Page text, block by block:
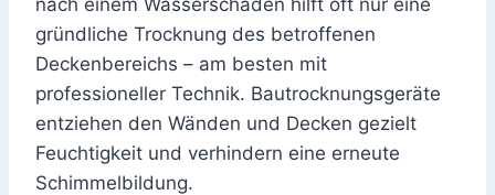
gründliche Trocknung des betroffenen
Deckenbereichs – am besten mit
professioneller Technik. Bautrocknungsgeräte
entziehen den Wänden und Decken gezielt
Feuchtigkeit und verhindern eine erneute
Schimmelbildung.